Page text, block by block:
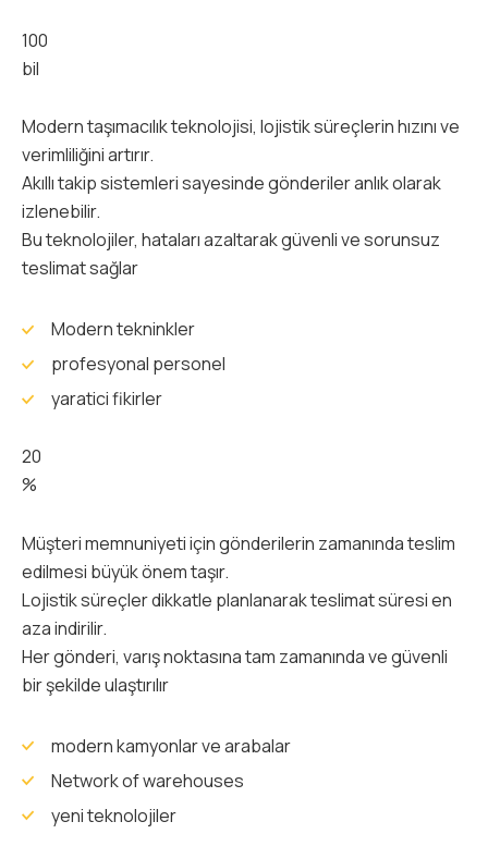
100
bil
Modern taşımacılık teknolojisi, lojistik süreçlerin hızını ve
verimliliğini artırır.
Akıllı takip sistemleri sayesinde gönderiler anlık olarak
izlenebilir.
Bu teknolojiler, hataları azaltarak güvenli ve sorunsuz
teslimat sağlar
Modern tekninkler
profesyonal personel
yaratici fikirler
20
%
Müşteri memnuniyeti için gönderilerin zamanında teslim
edilmesi büyük önem taşır.
Lojistik süreçler dikkatle planlanarak teslimat süresi en
aza indirilir.
Her gönderi, varış noktasına tam zamanında ve güvenli
bir şekilde ulaştırılır
modern kamyonlar ve arabalar
Network of warehouses
yeni teknolojiler